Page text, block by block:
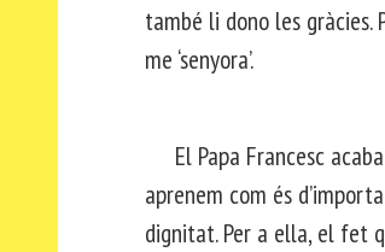
també li dono les
me ‘senyora’.
El Papa Francesc
aprenem com és
dignitat. Per a ella, el fet